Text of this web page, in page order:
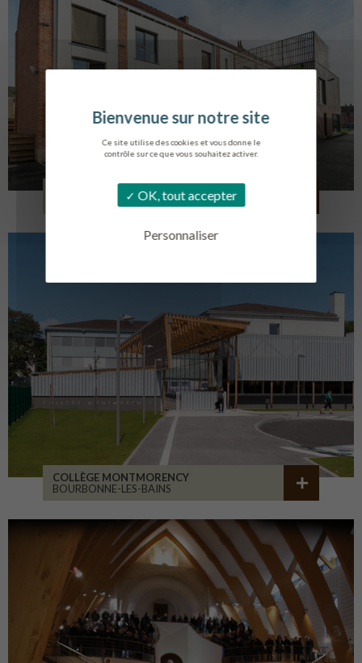
Ce site utilise des cookies et vous donne le
contrôle sur ce que vous souhaitez activer.
OK, tout accepter
Personnaliser
LOG. JEUNES TRAVAILLEURS
COLLÈGE MONTMORENCY
BOURBONNE-LES-BAINS